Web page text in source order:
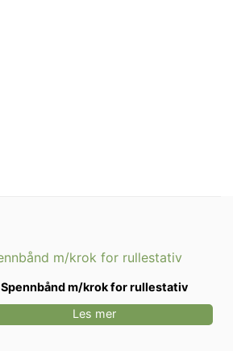
Spennbånd m/krok for rullestativ
Les mer